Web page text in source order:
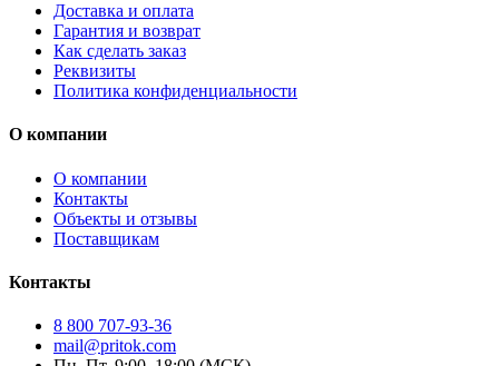
Доставка и оплата
Гарантия и возврат
Как сделать заказ
Реквизиты
Политика конфиденциальности
О компании
О компании
Контакты
Объекты и отзывы
Поставщикам
Контакты
8 800 707-93-36
mail@pritok.com